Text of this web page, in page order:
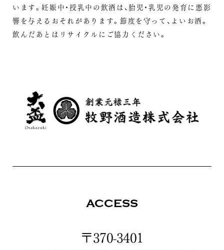
います。 妊娠中・授乳中の飲酒は、胎児・乳児の発育に悪影
響を与えるおそれがあります。 節度を守って、よいお酒。
飲んだあとはリサイクルにご協力ください。
ACCESS
〒370-3401